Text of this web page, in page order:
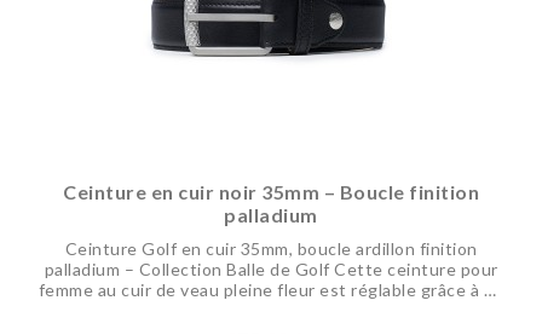
Ceinture en cuir noir 35mm – Boucle finition
palladium
Ceinture Golf en cuir 35mm, boucle ardillon finition
palladium – Collection Balle de Golf Cette ceinture pour
femme au cuir de veau pleine fleur est réglable grâce à un